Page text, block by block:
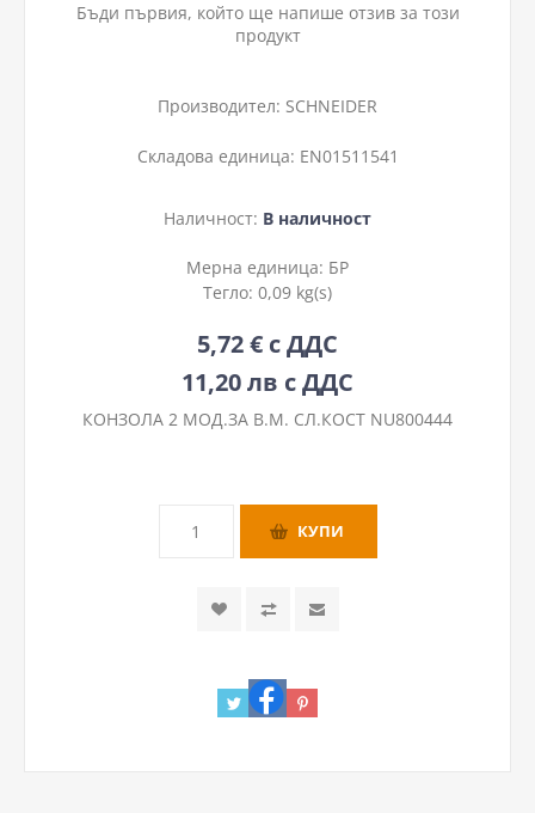
Бъди първия, който ще напише отзив за този
продукт
Производител: SCHNEIDER
Складова единица: EN01511541
Наличност: В наличност
Мерна единица: БР
Тегло: 0,09 kg(s)
5,72 € с ДДС
11,20 лв с ДДС
КОНЗОЛА 2 МОД.ЗА В.М. СЛ.КОСТ NU800444